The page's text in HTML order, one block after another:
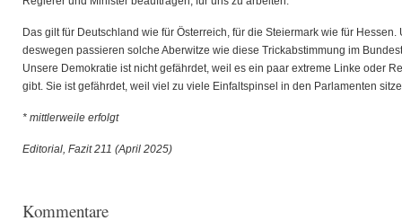
Das gilt für Deutschland wie für Österreich, für die Steiermark wie für Hessen.
deswegen passieren solche Aberwitze wie diese Trickabstimmung im
Unsere Demokratie ist nicht gefährdet, weil es ein paar extreme Linke oder
gibt. Sie ist gefährdet, weil viel zu viele Einfaltspinsel in den Parlamenten
* mittlerweile erfolgt
Editorial, Fazit 211 (April 2025)
Kommentare